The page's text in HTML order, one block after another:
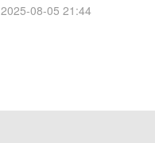
2025-08-05 21:44